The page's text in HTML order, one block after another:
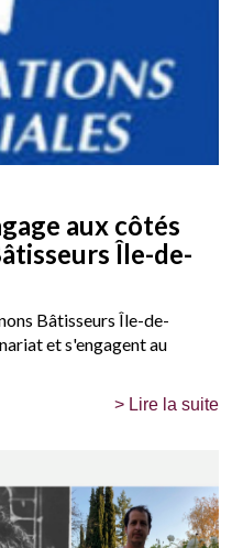
aux côtés
Île-de-
Bâtisseurs Île-de-
et s'engagent au
> Lire la suite